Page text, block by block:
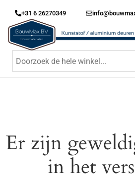
+31 6 26270349
Er zijn
in het